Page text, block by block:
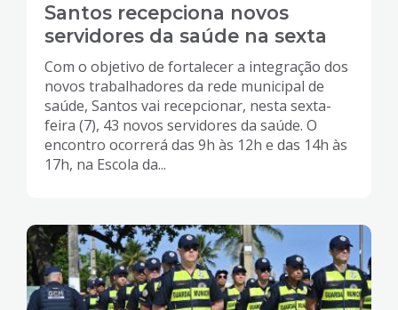
Santos recepciona novos
servidores da saúde na sexta
Com o objetivo de fortalecer a integração dos
novos trabalhadores da rede municipal de
saúde, Santos vai recepcionar, nesta sexta-
feira (7), 43 novos servidores da saúde. O
encontro ocorrerá das 9h às 12h e das 14h às
17h, na Escola da...